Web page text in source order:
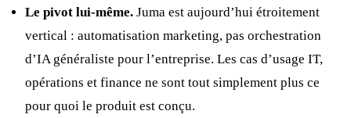
Le pivot lui-même. Juma est aujourd’hui étroitement
vertical : automatisation marketing, pas orchestration
d’IA généraliste pour l’entreprise. Les cas d’usage IT,
opérations et finance ne sont tout simplement plus ce
pour quoi le produit est conçu.